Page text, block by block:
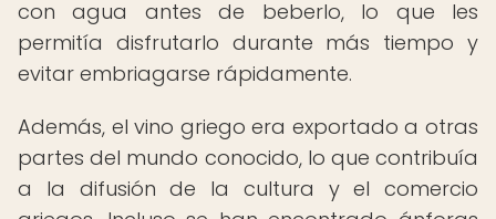
con agua antes de beberlo, lo que les
permitía disfrutarlo durante más tiempo y
evitar embriagarse rápidamente.
Además, el vino griego era exportado a otras
partes del mundo conocido, lo que contribuía
a la difusión de la cultura y el comercio